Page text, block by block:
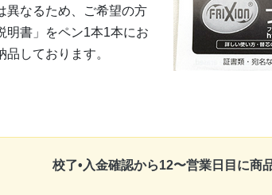
異なるため、ご希望の方
明書」をペン1本1本にお
品しております。
校了•入金確認から12〜営業日目に商